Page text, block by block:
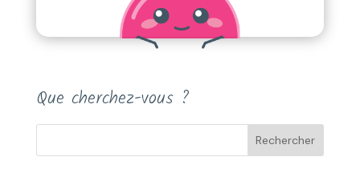
Que cherchez-vous ?